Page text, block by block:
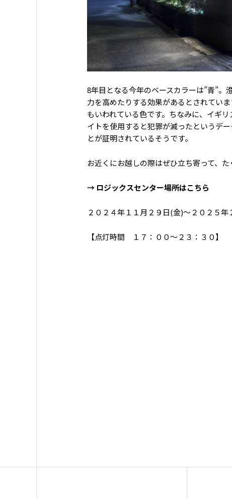
8年目となる今年のベースカラーは”青”。
力を高めたりする効果があるとされてい
もいわれている色です。ちなみに、イギ
イトを使用すると犯罪が減ったというデ
とが証明されているそうです。
お近くにお越しの際はぜひ立ち寄って、
→ ロジックスセンター場所はこちら
２０２４年１１月２９日(金)〜２０２５年
【点灯時間 １７：００〜２３：３０】